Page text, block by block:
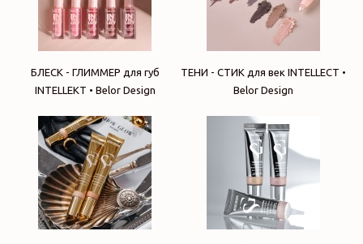
БЛЕСК - ГЛИММЕР для губ
INTELLEKT • Belor Design
ТЕНИ - СТИК для век INTELLECT •
Belor Design